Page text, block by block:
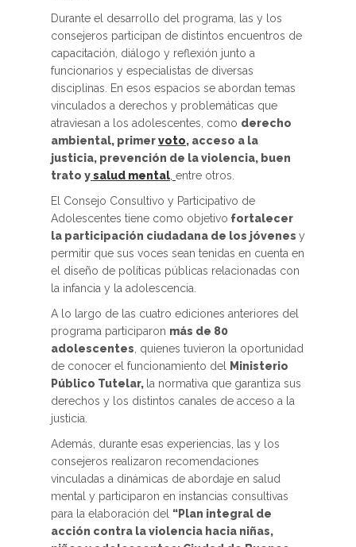
Durante el desarrollo del programa, las y los
consejeros participan de distintos encuentros de
capacitación, diálogo y reflexión junto a
funcionarios y especialistas de diversas
disciplinas. En esos espacios se abordan temas
vinculados a derechos y problemáticas que
atraviesan a los adolescentes, como derecho
ambiental, primervoto, acceso a la
justicia, prevención de la violencia, buen
trato ysalud mental entre otros.
El Consejo Consultivo y Participativo de
Adolescentes tiene como objetivo fortalecer
la participación ciudadana de los jóvenes y
permitir que sus voces sean tenidas en cuenta en
el diseño de políticas públicas relacionadas con
la infancia y la adolescencia.
A lo largo de las cuatro ediciones anteriores del
programa participaron más de 80
adolescentes , quienes tuvieron la oportunidad
de conocer el funcionamiento del
Ministerio
Público Tutelar, la normativa que garantiza sus
derechos y los distintos canales de acceso a la
justicia.
Además, durante esas experiencias, las y los
consejeros realizaron recomendaciones
vinculadas a dinámicas de abordaje en salud
mental y participaron en instancias consultivas
para la elaboración del “Plan integral de
acción contra la violencia hacia niñas,